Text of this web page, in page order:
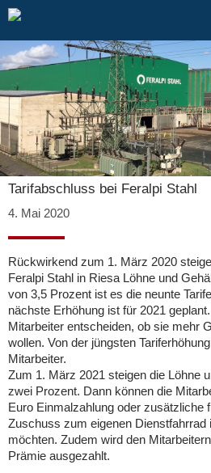
Tarifabschluss bei Feralpi Stahl
4. Mai 2020
Rückwirkend zum 1. März 2020
Feralpi Stahl in Riesa Löhne und
von 3,5 Prozent ist es die neunte
nächste Erhöhung ist für 2021
Mitarbeiter entscheiden, ob sie mehr
wollen. Von der jüngsten
Mitarbeiter.
Zum 1. März 2021 steigen die Löhne
zwei Prozent. Dann können die
Euro Einmalzahlung oder zusätzliche
Zuschuss zum eigenen Dienstfahrrad
möchten. Zudem wird den
Prämie ausgezahlt.